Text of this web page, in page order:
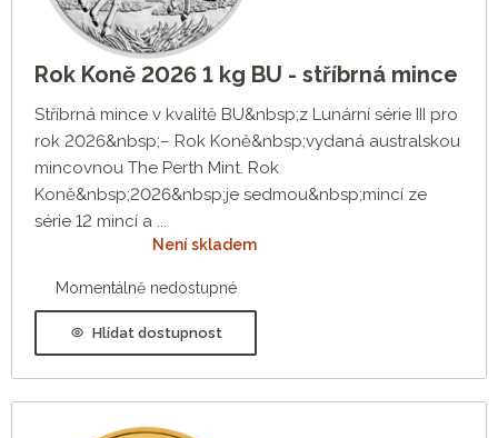
Rok Koně 2026 1 kg BU - stříbrná mince
Stříbrná mince v kvalitě BU&nbsp;z Lunární série III pro
rok 2026&nbsp;– Rok Koně&nbsp;vydaná australskou
mincovnou The Perth Mint. Rok
Koně&nbsp;2026&nbsp;je sedmou&nbsp;mincí ze
série 12 mincí a ...
Není skladem
Momentálně nedostupné
Hlídat dostupnost